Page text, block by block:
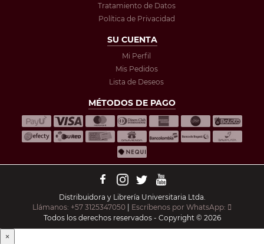
Tratamiento de Datos
Política de Privacidad
SU CUENTA
Mi Perfil
Mis Pedidos
Lista de Deseos
MÉTODOS DE PAGO
Distribuidora y Librería Universitaria Ltda.
Llámanos: +57 3125347050 | Escríbenos por WhatsApp:
Todos los derechos reservados - Copyright © 2026
×